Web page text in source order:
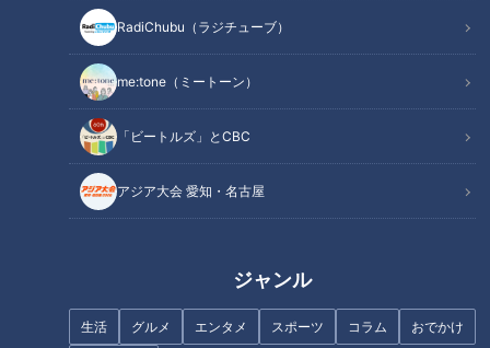
RadiChubu（ラジチューブ）
me:tone（ミートーン）
「ビートルズ」とCBC
アジア大会 愛知・名古屋
ジャンル
生活 グルメ エンタメ スポーツ コラム おでかけ
ドクターは東京慈恵会医科大学 副学長 腎臓・高血圧内科 主任
教授 横尾隆先生です。
今回のテーマは「
き高血圧対策」
放置していると心疾患や脳卒中の原因にもなる恐ろしい病気
「高血圧」。実は、冬は夏に比べて塩分摂取量が増える傾向に
回は、冬こそ実践すべき高血圧対策を専門家に教えてもらいま